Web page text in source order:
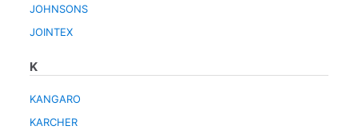
JOHNSONS
JOINTEX
K
KANGARO
KARCHER